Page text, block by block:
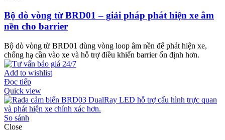
Bộ dò vòng từ BRD01 – giải pháp phát hiện xe âm
nền cho barrier
Bộ dò vòng từ BRD01 dùng vòng loop âm nền để phát hiện xe,
chống hạ cần vào xe và hỗ trợ điều khiển barrier ổn định hơn.
Add to wishlist
Đọc tiếp
Quick view
So sánh
Close